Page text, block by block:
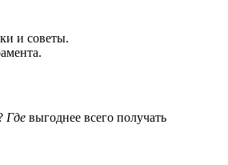
и советы.
Где выгоднее всего получать